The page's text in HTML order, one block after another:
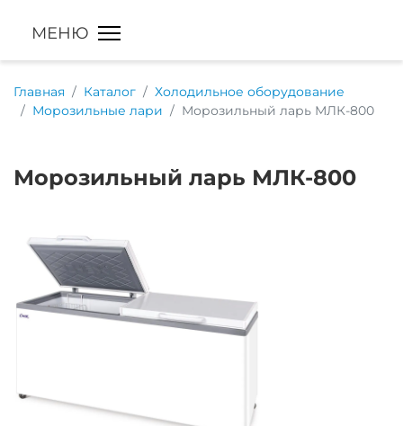
Главная Каталог
Холодильное оборудование
Морозильные лари
Морозильный ларь МЛК-800
Морозильный ларь МЛК-800